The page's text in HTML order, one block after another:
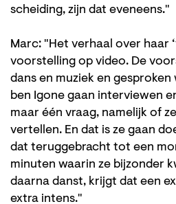
scheiding, zijn dat eveneens."
Marc: "Het verhaal over haar
voorstelling op video. De
dans en muziek en
ben Igone gaan interviewen
maar één vraag, namelijk of
vertellen. En dat is ze gaan
dat teruggebracht tot een
minuten waarin ze bijzonder
daarna danst, krijgt dat een
extra intens."